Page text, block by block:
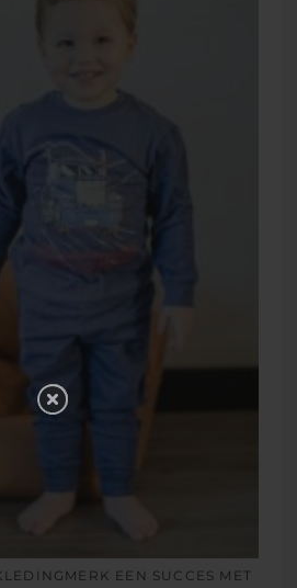
EEN SUCCES MET